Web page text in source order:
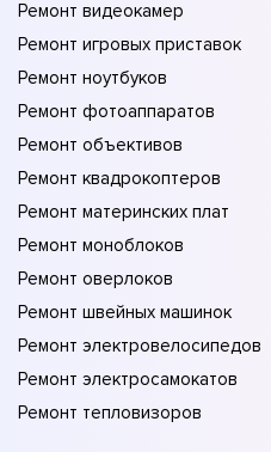
Ремонт видеокамер
Ремонт игровых приставок
Ремонт ноутбуков
Ремонт фотоаппаратов
Ремонт объективов
Ремонт квадрокоптеров
Ремонт материнских плат
Ремонт моноблоков
Ремонт оверлоков
Ремонт швейных машинок
Ремонт электровелосипедов
Ремонт электросамокатов
Ремонт тепловизоров